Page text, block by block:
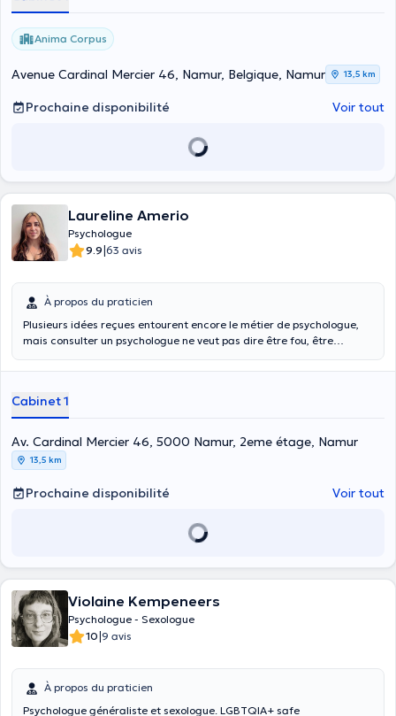
Anima Corpus
Avenue Cardinal Mercier 46, Namur, Belgique, Namur 13,5 km
Prochaine disponibilité Voir tout
Laureline Amerio
Psychologue
9.9|63 avis
À propos du praticien
Plusieurs idées reçues entourent encore le métier de psychologue,
mais consulter un psychologue ne veut pas dire être fou, être
psychologue, c’est être conscient de ses difficultés et accepter
difficile.
Cabinet 1
Av. Cardinal Mercier 46, 5000 Namur, 2eme étage, Namur
13,5 km
Prochaine disponibilité Voir tout
Violaine Kempeneers
Psychologue - Sexologue
10|9 avis
À propos du praticien
Psychologue généraliste et sexologue. LGBTQIA+ safe